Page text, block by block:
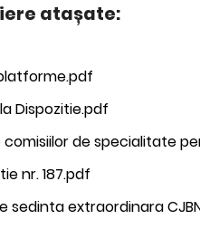
atașate:
Dispozitie.pdf
comisiilor de specialitate
nr. 187.pdf
sedinta extraordinara